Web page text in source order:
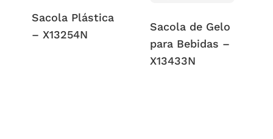
Sacola Plástica
– X13254N
Sacola de Gelo
para Bebidas –
X13433N